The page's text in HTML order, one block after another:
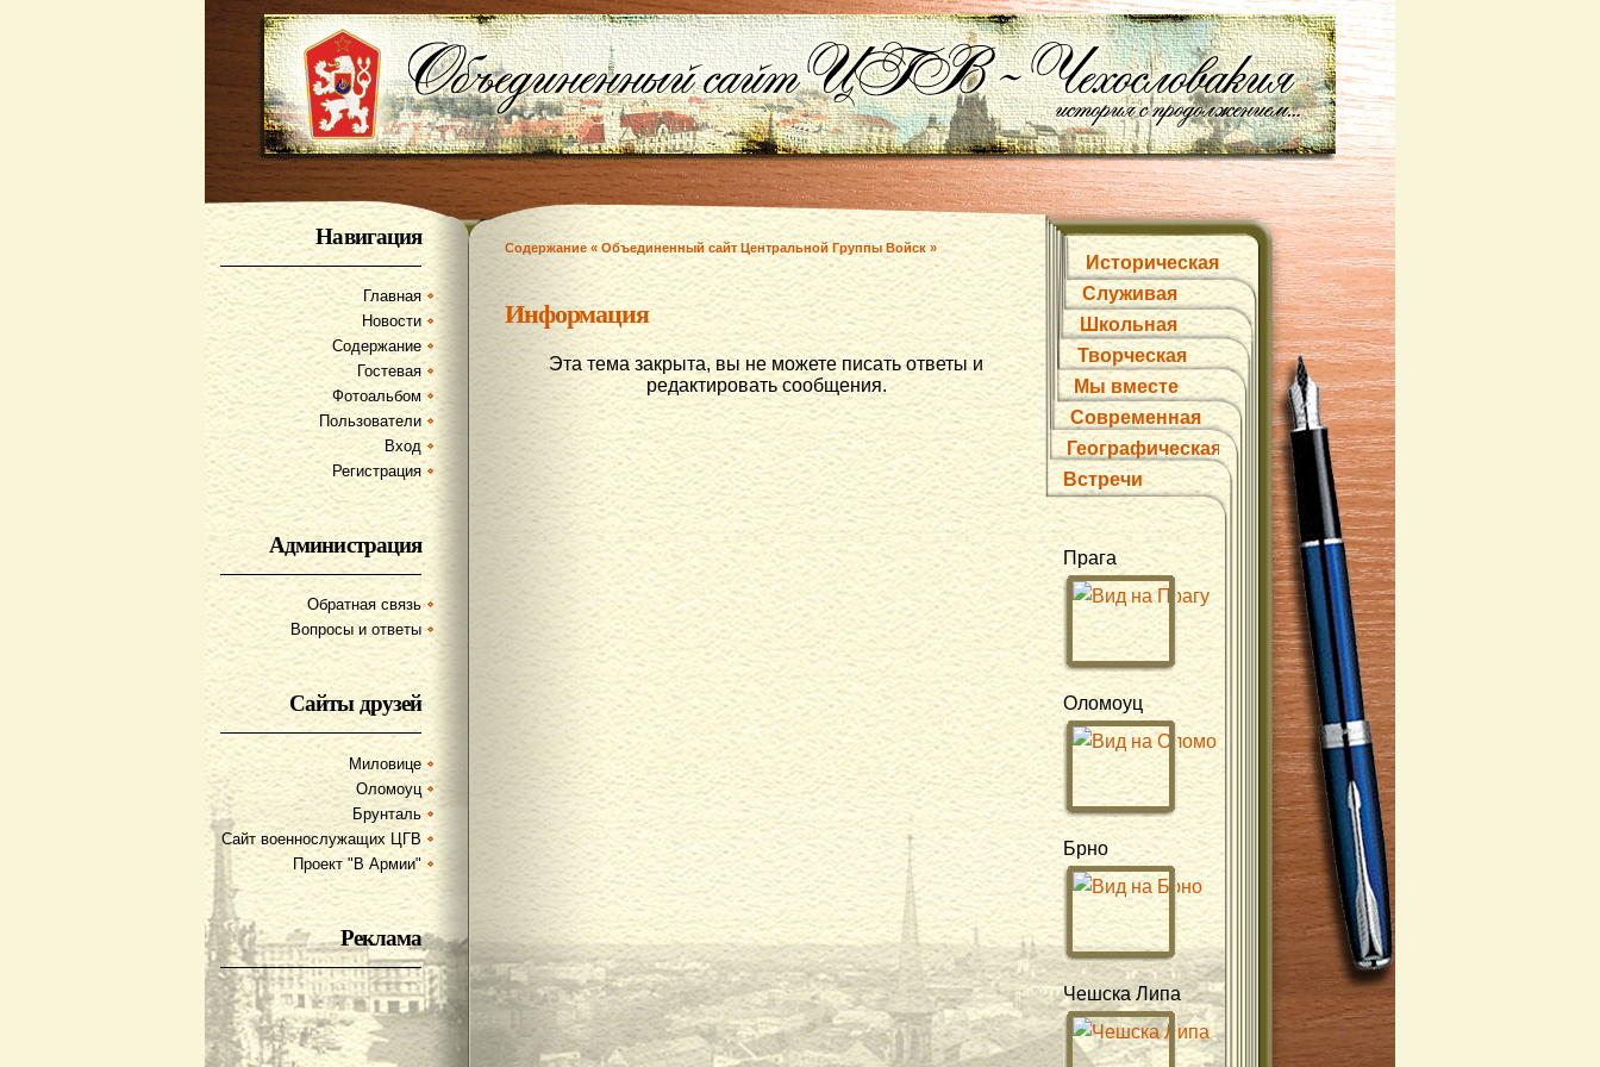
Навигация
Главная
Новости
Содержание
Гостевая
Фотоальбом
Пользователи
Вход
Регистрация
Администрация
Обратная связь
Вопросы и ответы
Сайты друзей
Миловице
Оломоуц
Брунталь
Сайт военнослужащих ЦГВ
Проект "В Армии"
Реклама
Содержание « Объединенный сайт Центральной Группы Войск »
Информация
Эта тема закрыта, вы не можете писать ответы и
редактировать сообщения.
Историческая
Служивая
Школьная
Творческая
Мы вместе
Современная
Географическая
Встречи
Прага
Оломоуц
Брно
Чешска Липа